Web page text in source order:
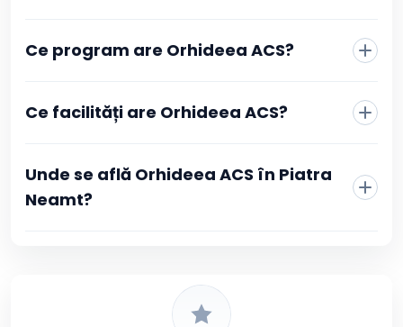
aprobată primești imediat o confirmare în contul tău
Booksport și pe adresa de email, cu toate detaliile
Ce program are Orhideea ACS?
Ce facilități are Orhideea ACS?
Unde se află Orhideea ACS în Piatra
Neamt?